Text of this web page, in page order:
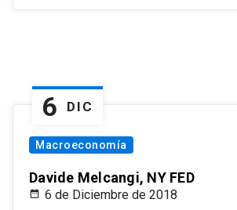
6 DIC
Macroeconomía
Davide Melcangi, NY FED
6 de Diciembre de 2018